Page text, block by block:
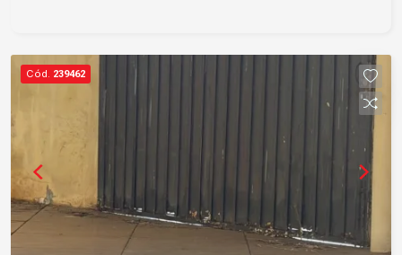
essenciais, proporcionando mais comodidade
para toda a família. Agende uma visita e venha
Cód. 239462